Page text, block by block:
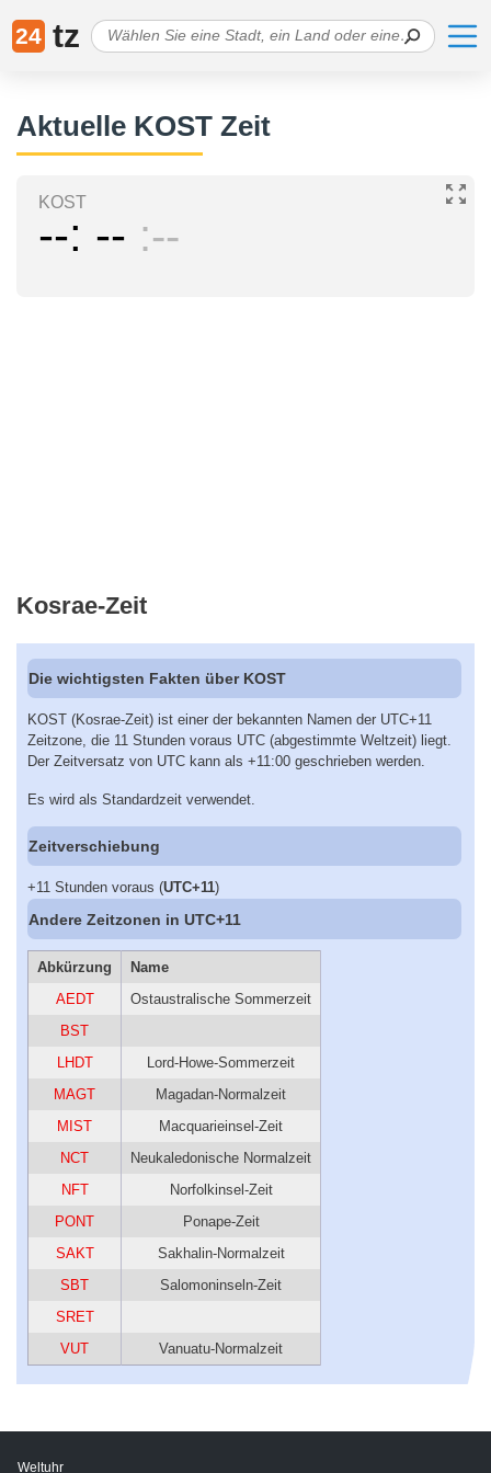
24 tz
Aktuelle KOST Zeit
KOST
-- -- --
Kosrae-Zeit
Die wichtigsten Fakten über KOST
KOST (Kosrae-Zeit) ist einer der bekannten Namen der UTC+11
Zeitzone, die 11 Stunden voraus UTC (abgestimmte Weltzeit) liegt.
Der Zeitversatz von UTC kann als +11:00 geschrieben werden.
Es wird als Standardzeit verwendet.
Zeitverschiebung
+11 Stunden voraus (UTC+11)
Andere Zeitzonen in UTC+11
Abkürzung
Name
AEDT
Ostaustralische Sommerzeit
BST
LHDT
Lord-Howe-Sommerzeit
MAGT
Magadan-Normalzeit
MIST
Macquarieinsel-Zeit
NCT
Neukaledonische Normalzeit
NFT
Norfolkinsel-Zeit
PONT
Ponape-Zeit
SAKT
Sakhalin-Normalzeit
SBT
Salomoninseln-Zeit
SRET
VUT
Vanuatu-Normalzeit
Weltuhr